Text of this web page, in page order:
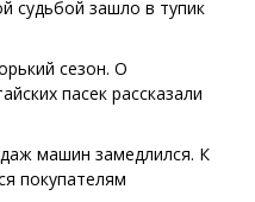
судьбой зашло в тупик
сезон. О
пасек рассказали
машин замедлился. К
покупателям